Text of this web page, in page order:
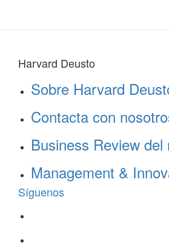
Harvard Deusto
Sobre Harvard
Contacta con
Business Review del
Management &
Síguenos